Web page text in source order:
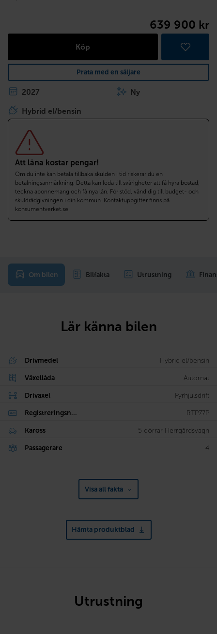
639 900 kr
Köp
Prata med en säljare
2027 Ny
Hybrid el/bensin
Att låna kostar pengar!
Om du inte kan betala tillbaka skulden i tid riskerar du en
betalningsanmärkning. Detta kan leda till svårigheter att få hyra bostad,
teckna abonnemang och få nya lån. För stöd, vänd dig till budget- och
skuldrådgivningen i din kommun. Kontaktuppgifter finns på
konsumentverket.se.
Om bilen Bilfakta Utrustning
Lär känna bilen
Drivmedel Hybrid el/bensin
Växellåda Automat
Drivaxel Fyrhjulsdrift
Registreringsn... RTP77P
Kaross 5 dörrar Herrgårdsvagn
Passagerare 4
Visa all fakta
Hämta produktblad
Utrustning